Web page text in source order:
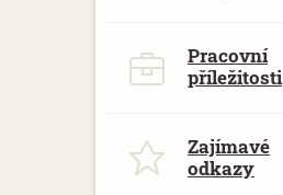
Pracovní
příležitosti
Zajímavé
odkazy